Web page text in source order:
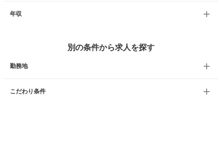
年収
別の条件から求人を探す
勤務地
こだわり条件